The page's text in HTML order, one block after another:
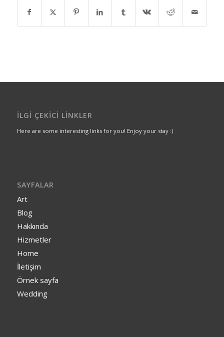
İLGI ÇEKICI LINKLER
Here are some interesting links for you! Enjoy your stay :)
SAYFALAR
Art
Blog
Hakkında
Hizmetler
Home
İletişim
Örnek sayfa
Wedding